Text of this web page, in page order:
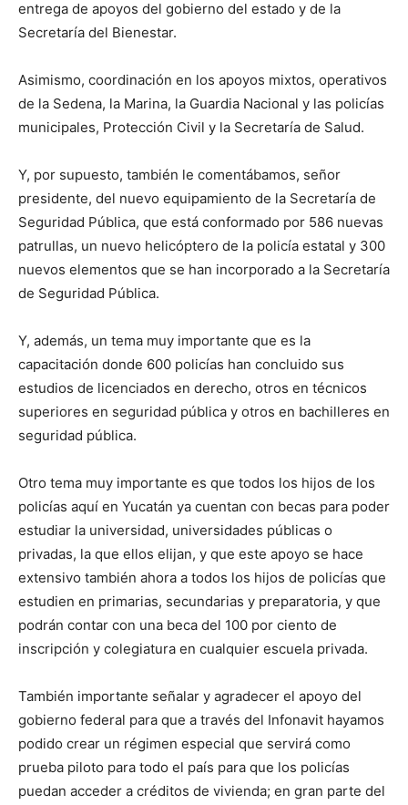
entrega de apoyos del gobierno del estado y de la
Secretaría del Bienestar.
Asimismo, coordinación en los apoyos mixtos, operativos
de la Sedena, la Marina, la Guardia Nacional y las policías
municipales, Protección Civil y la Secretaría de Salud.
Y, por supuesto, también le comentábamos, señor
presidente, del nuevo equipamiento de la Secretaría de
Seguridad Pública, que está conformado por 586 nuevas
patrullas, un nuevo helicóptero de la policía estatal y 300
nuevos elementos que se han incorporado a la Secretaría
de Seguridad Pública.
Y, además, un tema muy importante que es la
capacitación donde 600 policías han concluido sus
estudios de licenciados en derecho, otros en técnicos
superiores en seguridad pública y otros en bachilleres en
seguridad pública.
Otro tema muy importante es que todos los hijos de los
policías aquí en Yucatán ya cuentan con becas para poder
estudiar la universidad, universidades públicas o
privadas, la que ellos elijan, y que este apoyo se hace
extensivo también ahora a todos los hijos de policías que
estudien en primarias, secundarias y preparatoria, y que
podrán contar con una beca del 100 por ciento de
inscripción y colegiatura en cualquier escuela privada.
También importante señalar y agradecer el apoyo del
gobierno federal para que a través del Infonavit hayamos
podido crear un régimen especial que servirá como
prueba piloto para todo el país para que los policías
puedan acceder a créditos de vivienda; en gran parte del